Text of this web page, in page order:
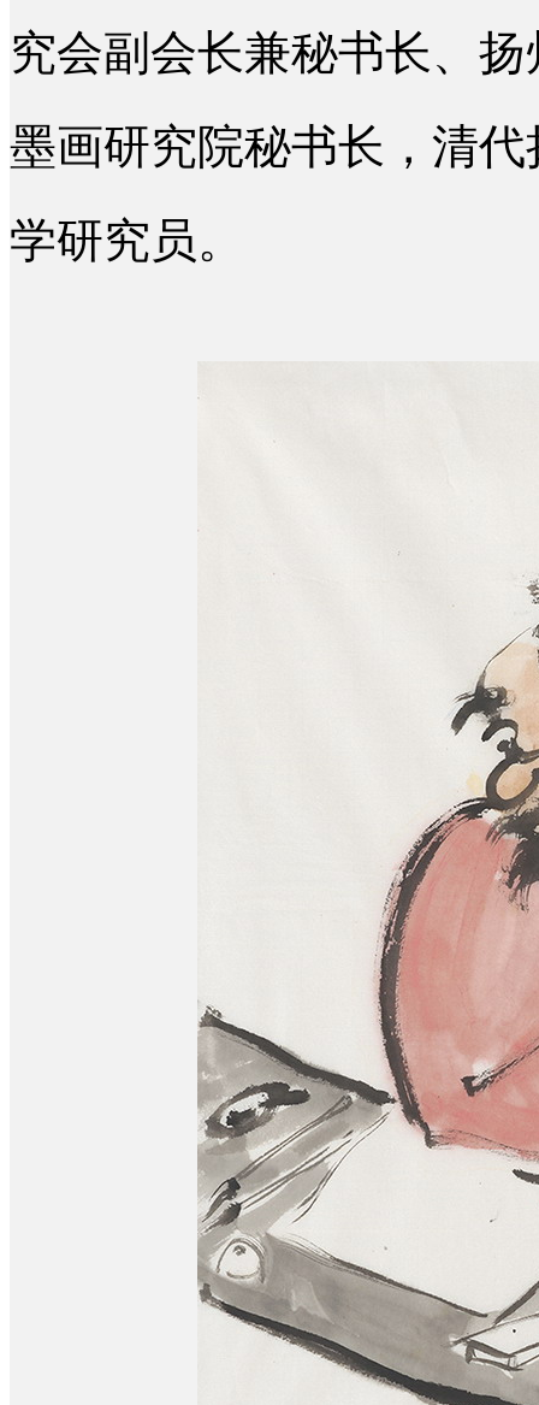
究会副会长兼秘书长、
墨画研究院秘书长，清
学研究员。